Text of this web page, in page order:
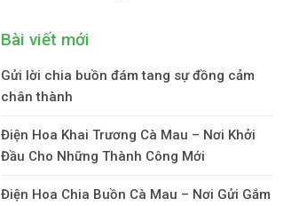
Bài viết mới
Gửi lời chia buồn đám tang sự đồng cảm
chân thành
Điện Hoa Khai Trương Cà Mau – Nơi Khởi
Đầu Cho Những Thành Công Mới
Điện Hoa Chia Buồn Cà Mau – Nơi Gửi Gắm